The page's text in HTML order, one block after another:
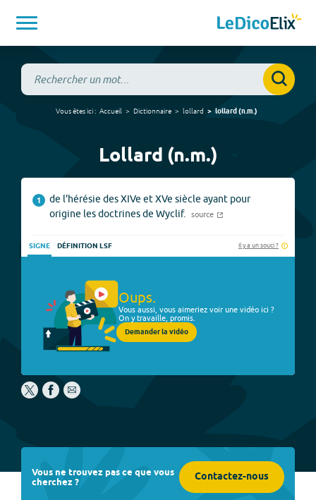
Vous êtes ici : Accueil Dictionnaire lollard lollard(n.m.)
Lollard (n.m.)
1
de l'hérésie des XIVe et XVe siècle ayant pour
origine les doctrines de Wyclif.
source
SIGNE DÉFINITION LSF Il y a un souci ?
Oups.
Vous aussi, vous aimeriez voir une vidéo ici ?
On y travaille, promis.
Demander la vidéo
Vous ne trouvez pas ce que vous
cherchez ? Contactez-nous